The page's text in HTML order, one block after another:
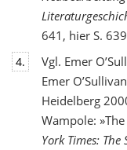
641, hier S.
4.
Vgl. Emer
Emer
Heidelberg
Wampole:
York Times: The